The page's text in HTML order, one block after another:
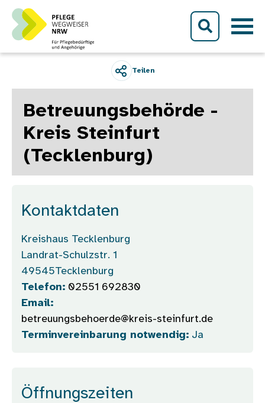
Direkt zum Inhalt
Teilen
Betreuungsbehörde -
Kreis Steinfurt
(Tecklenburg)
Kontaktdaten
Kreishaus Tecklenburg
Landrat-Schulzstr. 1
49545Tecklenburg
Telefon: 02551 692830
Email:
betreuungsbehoerde@kreis-steinfurt.de
Terminvereinbarung notwendig: Ja
Öffnungszeiten